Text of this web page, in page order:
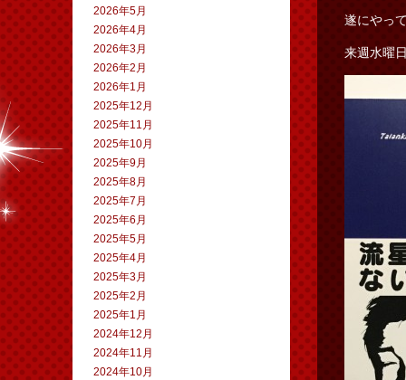
遂にやっ
来週水曜
2026年5月
2026年4月
2026年3月
2026年2月
2026年1月
2025年12月
2025年11月
2025年10月
2025年9月
2025年8月
2025年7月
2025年6月
2025年5月
2025年4月
2025年3月
2025年2月
2025年1月
2024年12月
2024年11月
2024年10月